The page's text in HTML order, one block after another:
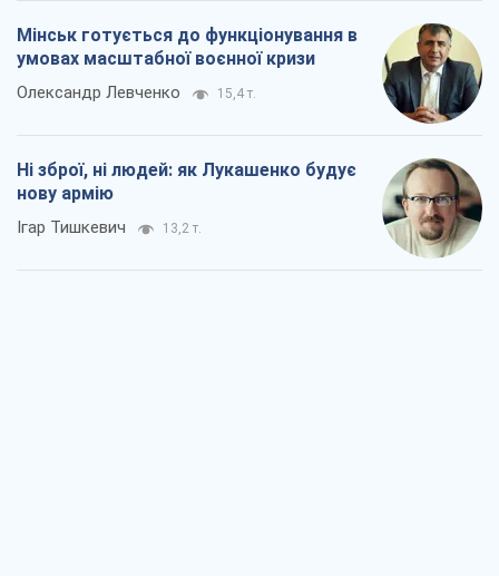
Мінськ готується до функціонування в
умовах масштабної воєнної кризи
Олександр Левченко 15,4 т.
Ні зброї, ні людей: як Лукашенко будує
нову армію
Ігар Тишкевич 13,2 т.